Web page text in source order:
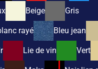
Beige Gris
rayé Bleu jean
Lie de vin Vert